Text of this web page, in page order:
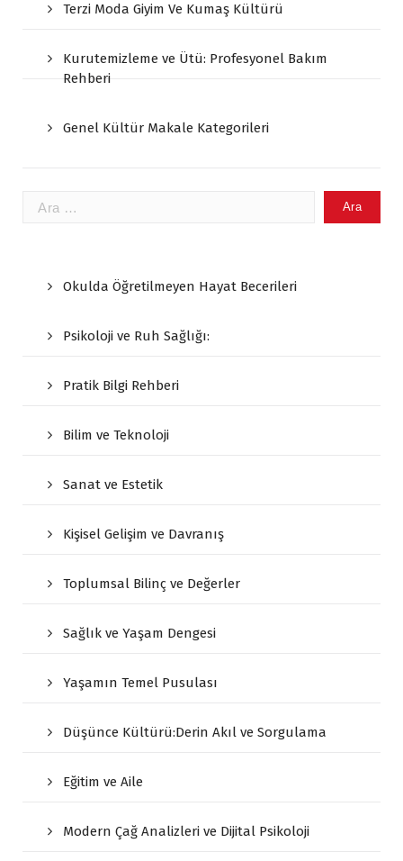
Terzi Moda Giyim Ve Kumaş Kültürü
Kurutemizleme ve Ütü: Profesyonel Bakım
Rehberi
Genel Kültür Makale Kategorileri
Arama:
Okulda Öğretilmeyen Hayat Becerileri
Psikoloji ve Ruh Sağlığı:
Pratik Bilgi Rehberi
Bilim ve Teknoloji
Sanat ve Estetik
Kişisel Gelişim ve Davranış
Toplumsal Bilinç ve Değerler
Sağlık ve Yaşam Dengesi
Yaşamın Temel Pusulası
Düşünce Kültürü:Derin Akıl ve Sorgulama
Eğitim ve Aile
Modern Çağ Analizleri ve Dijital Psikoloji